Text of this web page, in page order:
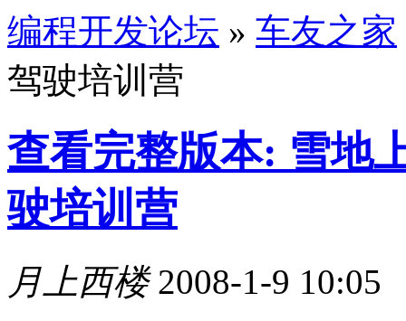
编程开发论坛 » 车友之家
驾驶培训营
查看完整版本: 雪地
驶培训营
月上西楼2008-1-9 10:05